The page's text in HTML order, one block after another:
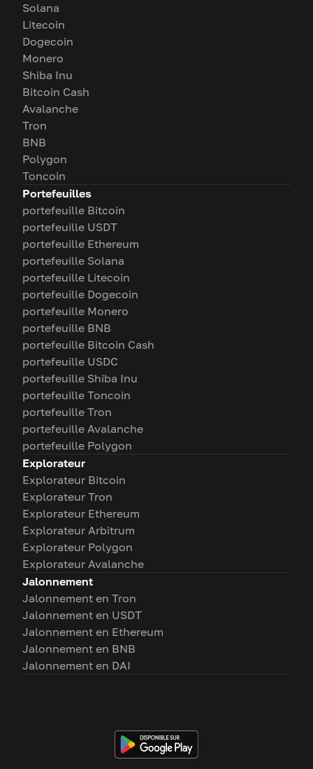
Solana
Litecoin
Dogecoin
Monero
Shiba Inu
Bitcoin Cash
Avalanche
Tron
BNB
Polygon
Toncoin
Portefeuilles
portefeuille Bitcoin
portefeuille USDT
portefeuille Ethereum
portefeuille Solana
portefeuille Litecoin
portefeuille Dogecoin
portefeuille Monero
portefeuille BNB
portefeuille Bitcoin Cash
portefeuille USDC
portefeuille Shiba Inu
portefeuille Toncoin
portefeuille Tron
portefeuille Avalanche
portefeuille Polygon
Explorateur
Explorateur Bitcoin
Explorateur Tron
Explorateur Ethereum
Explorateur Arbitrum
Explorateur Polygon
Explorateur Avalanche
Jalonnement
Jalonnement en Tron
Jalonnement en USDT
Jalonnement en Ethereum
Jalonnement en BNB
Jalonnement en DAI